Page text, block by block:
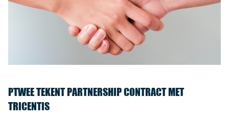
PTWEE TEKENT PARTNERSHIP CONTRACT MET
TRICENTIS